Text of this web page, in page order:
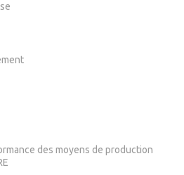
des moyens de production